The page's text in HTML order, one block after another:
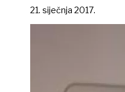
21. siječnja 2017.